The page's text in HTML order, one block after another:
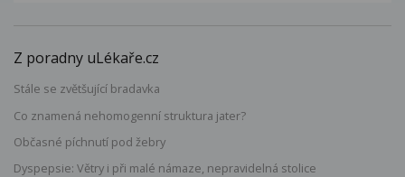
Z poradny uLékaře.cz
Stále se zvětšující bradavka
Co znamená nehomogenní struktura jater?
Občasné píchnutí pod žebry
Dyspepsie: Větry i při malé námaze, nepravidelná stolice